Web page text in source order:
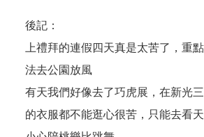
後記：
上禮拜的連假四天真是太苦了，重
法去公園放風
有天我們好像去了巧虎展，在新光
的衣服都不能逛心很苦，只能去看